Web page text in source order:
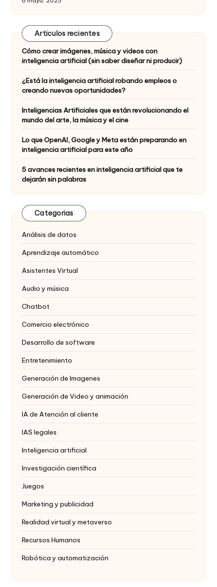
Articulos recientes
Cómo crear imágenes, música y videos con
inteligencia artificial (sin saber diseñar ni producir)
¿Está la inteligencia artificial robando empleos o
creando nuevas oportunidades?
Inteligencias Artificiales que están revolucionando el
mundo del arte, la música y el cine
Lo que OpenAI, Google y Meta están preparando en
inteligencia artificial para este año
5 avances recientes en inteligencia artificial que te
dejarán sin palabras
Categorias
Análisis de datos
Aprendizaje automático
Asistentes Virtual
Audio y música
Chatbot
Comercio electrónico
Desarrollo de software
Entretenimiento
Generación de Imagenes
Generación de Video y animación
IA de Atención al cliente
IAS legales
Inteligencia artificial
Investigación científica
Juegos
Marketing y publicidad
Realidad virtual y metaverso
Recursos Humanos
Robótica y automatización